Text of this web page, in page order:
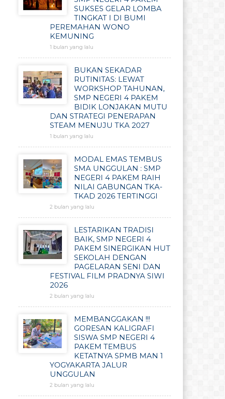
SUKSES GELAR LOMBA
TINGKAT I DI BUMI
PEREMAHAN WONO
KEMUNING
1 bulan yang lalu
BUKAN SEKADAR
RUTINITAS: LEWAT
WORKSHOP TAHUNAN,
SMP NEGERI 4 PAKEM
BIDIK LONJAKAN MUTU
DAN STRATEGI PENERAPAN
STEAM MENUJU TKA 2027
1 bulan yang lalu
MODAL EMAS TEMBUS
SMA UNGGULAN : SMP
NEGERI 4 PAKEM RAIH
NILAI GABUNGAN TKA-
TKAD 2026 TERTINGGI
2 bulan yang lalu
LESTARIKAN TRADISI
BAIK, SMP NEGERI 4
PAKEM SINERGIKAN HUT
SEKOLAH DENGAN
PAGELARAN SENI DAN
FESTIVAL FILM PRADNYA SIWI
2026
2 bulan yang lalu
MEMBANGGAKAN !!!
GORESAN KALIGRAFI
SISWA SMP NEGERI 4
PAKEM TEMBUS
KETATNYA SPMB MAN 1
YOGYAKARTA JALUR
UNGGULAN
2 bulan yang lalu